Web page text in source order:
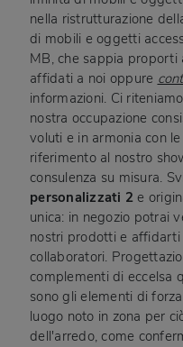
nella ristrutturazione
di mobili e oggetti
MB, che sappia proporti
affidati a noi oppure
informazioni. Ci
nostra occupazione
voluti e in armonia con
riferimento al nostro
consulenza su misura.
personalizzati 2 e
unica: in negozio potrai
nostri prodotti e
collaboratori.
complementi di eccelsa
sono gli elementi di
luogo noto in zona per
dell'arredo, come